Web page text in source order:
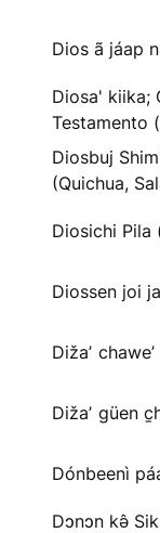
Dios ã jáap
Diosa' kiika;
Testamento
Diosbuj
(Quichua,
Diosichi Pila
Diossen joi
Dižaʼ
Dižaʼ güen
Dónbeenì
Dɔnɔn kə̂